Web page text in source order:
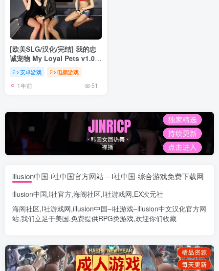
[欧美SLG/汉化/完结] 我的忠
诚宠物 My Loyal Pets v1.0
SE PC+安卓汉化版 [1.7G]
安卓游戏 电脑游戏
1年前 51
illusion中国-i社中国官方网站 – I社中国-综合游戏免费下载网
illusion中国,I社官方,海阁社区,I社游戏网,EX次元社
海阁社区,I社游戏网,illusion中国–i社游戏–illusion中文汉化官方网
站,我们立足于美国,免费提供RPG类游戏,欢迎你们收藏